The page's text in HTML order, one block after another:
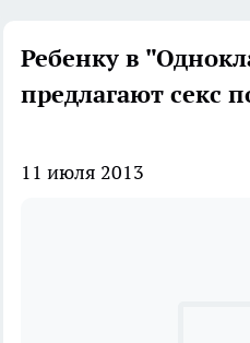
Ребенку в
предлагают секс
11 июля 2013